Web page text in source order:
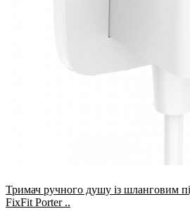
Тримач ручного душу із шланговим
FixFit Porter ..